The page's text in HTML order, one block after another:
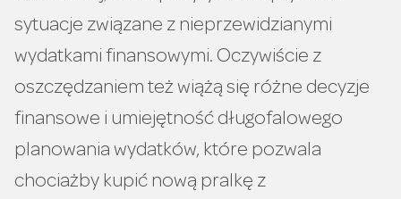
sytuacje związane z nieprzewidzianymi
wydatkami finansowymi. Oczywiście z
oszczędzaniem też wiążą się różne decyzje
finansowe i umiejętność długofalowego
planowania wydatków, które pozwala
chociażby kupić nową pralkę z